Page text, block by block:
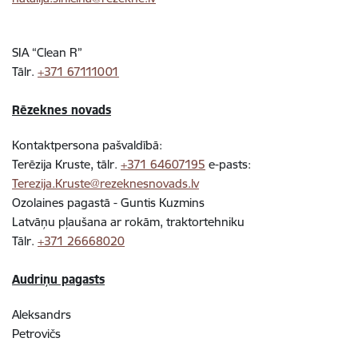
SIA “Clean R”
Tālr. +371 67111001
Rēzeknes novads
Kontaktpersona pašvaldībā:
Terēzija Kruste, tālr. +371 64607195 e-pasts:
Terezija.Kruste@rezeknesnovads.lv
Ozolaines pagastā - Guntis Kuzmins
Latvāņu pļaušana ar rokām, traktortehniku
Tālr. +371 26668020
Audriņu pagasts
Aleksandrs
Petrovičs